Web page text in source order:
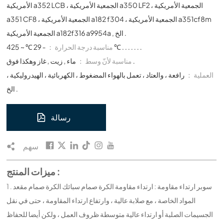
الأمريكية a352 LCB ، الجمعية الأمريكية a350 LF2 ، الجمعية الأمريكية
a351 CF8 ، الجمعية الأمريكية a182 f304 ، الجمعية الأمريكية a351cf8m
الجمعية الأمريكية a182f316 a9954a , الخ .
مناسبة درجة الحرارة ：- 29 ℃ ~ 425 ℃ . . . . . . .
مناسبة لأنّ وسط ： ماء , زيت , غاز وهكذا فوق .
العملية ： رافعة ، والعتاد ، تعمل بالهواء المضغوط ، الكهربائية ، الهيدروليكية ،
الخ .
رسالة
سهم
ميزات المنتج :
1 . سوبر ارتداء مقاومة : ارتداء مقاومة الكرة صمام سبائك الكرة صمام مقعد
المواد الخاصة ، مع صلابة عالية ، وارتفاع ارتداء المقاومة ، حتى في نقل
الجسيمات الصلبة أو ارتداء عالية متوسطة ظروف العمل ، ولكن أيضا للحفاظ